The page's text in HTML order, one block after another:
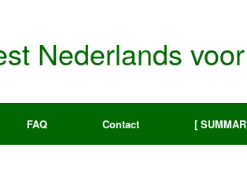
Nederlands
FAQ Contact [